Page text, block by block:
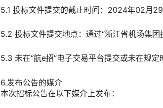
5.1 投标文件提交的截止时间：2024年02月
5.2 投标文件提交地点：通过“浙江省机场集团
5.3 未在“航e招”电子交易平台提交或未在规
6.发布公告的媒介
本次招标公告在以下媒介上发布：